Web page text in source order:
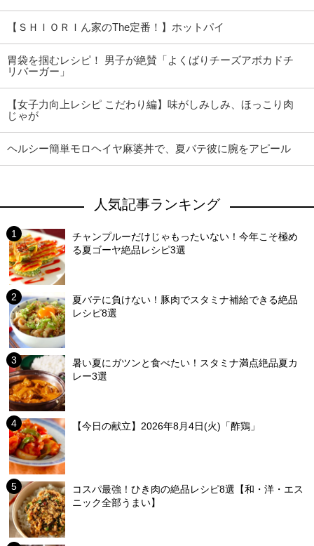
【ＳＨＩＯＲＩん家のThe定番！】ホットパイ
胃袋を掴むレシピ！ 男子が絶賛「よくばりチーズアボカドチ
リバーガー」
【女子力向上レシピ こだわり編】味がしみしみ、ほっこり肉
じゃが
ヘルシー簡単モロヘイヤ麻婆丼で、夏バテ彼に腕をアピール
人気記事ランキング
チャンプルーだけじゃもったいない！今年こそ極め
る夏ゴーヤ絶品レシピ3選
夏バテに負けない！豚肉でスタミナ補給できる絶品
レシピ8選
暑い夏にガツンと食べたい！スタミナ満点絶品夏カ
レー3選
【今日の献立】2026年8月4日(火)「酢鶏」
コスパ最強！ひき肉の絶品レシピ8選【和・洋・エス
ニック全部うまい】